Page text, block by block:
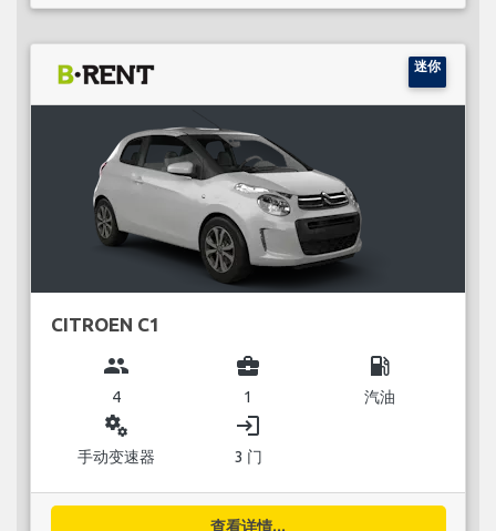
迷你
CITROEN C1
group
4
business_center
1
local_gas_station
汽油
miscellaneous_services
手动变速器
login
3 门
查看详情...